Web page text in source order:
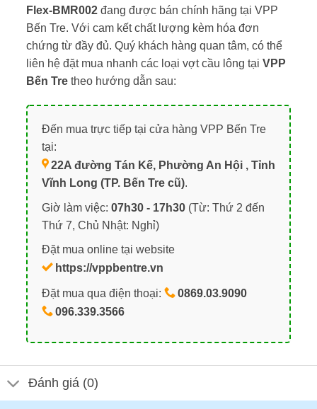
Flex-BMR002 đang được bán chính hãng tại VPP
Bến Tre. Với cam kết chất lượng kèm hóa đơn
chứng từ đầy đủ. Quý khách hàng quan tâm, có thể
liên hệ đặt mua nhanh các loại vợt cầu lông tại VPP
Bến Tretheo hướng dẫn sau:
Đến mua trực tiếp tại cửa hàng VPP Bến Tre
tại:
22A đường Tán Kế, Phường An Hội , Tỉnh
Vĩnh Long (TP. Bến Tre cũ).
Giờ làm việc: 07h30 - 17h30(Từ: Thứ 2 đến
Thứ 7, Chủ Nhật: Nghỉ)
Đặt mua online tại website
https://vppbentre.vn
Đặt mua qua điện thoại:
0869.03.9090
096.339.3566
Đánh giá (0)